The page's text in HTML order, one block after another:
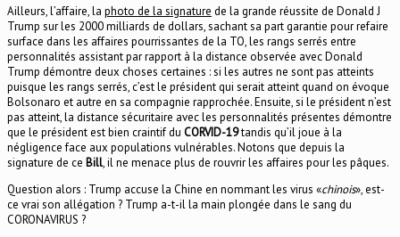
Ailleurs, l’affaire, la photo de la signature de la grande réussite de Donald J
Trump sur les 2000 milliards de dollars, sachant sa part garantie pour refaire
surface dans les affaires pourrissantes de la TO, les rangs serrés entre
personnalités assistant par rapport à la distance observée avec Donald
Trump démontre deux choses certaines : si les autres ne sont pas atteints
puisque les rangs serrés, c’est le président qui serait atteint quand on évoque
Bolsonaro et autre en sa compagnie rapprochée. Ensuite, si le président n’est
pas atteint, la distance sécuritaire avec les personnalités présentes démontre
que le président est bien craintif du CORVID-19tandis qu’il joue à la
négligence face aux populations vulnérables. Notons que depuis la
signature de ce Bill, il ne menace plus de rouvrir les affaires pour les pâques.
Question alors : Trump accuse la Chine en nommant les virus «chinois», est-
ce vrai son allégation ? Trump a-t-il la main plongée dans le sang du
CORONAVIRUS ?